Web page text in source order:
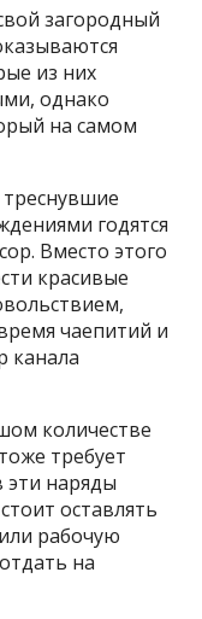
загородный
из них
однако
на самом
треснувшие
годятся
Вместо этого
красивые
чаепитий и
канала
количестве
требует
эти наряды
оставлять
рабочую
на